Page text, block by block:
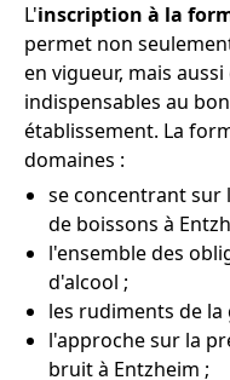
L'inscription à la
permet non
en vigueur, mais
indispensables au
établissement. La
domaines :
se concentrant sur
de boissons à
l'ensemble des
d'alcool ;
les rudiments de
l'approche sur la
bruit à Entzheim ;